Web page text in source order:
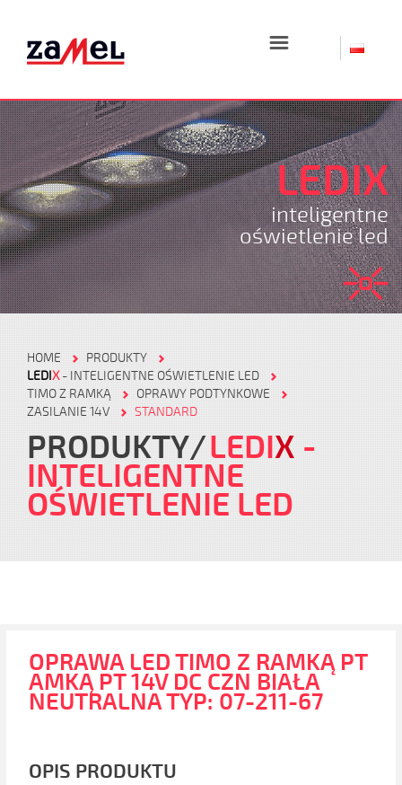
☰
LEDIX
inteligentne
oświetlenie led
HOME
PRODUKTY
LEDIX- INTELIGENTNE OŚWIETLENIE LED
TIMO Z RAMKĄ
OPRAWY PODTYNKOWE
ZASILANIE 14V
STANDARD
PRODUKTY LEDIX -
INTELIGENTNE
OŚWIETLENIE LED
OPRAWA LED TIMO Z RAMKĄ PT
AMKĄ PT 14V DC CZN BIAŁA
NEUTRALNA TYP: 07-211-67
OPIS PRODUKTU